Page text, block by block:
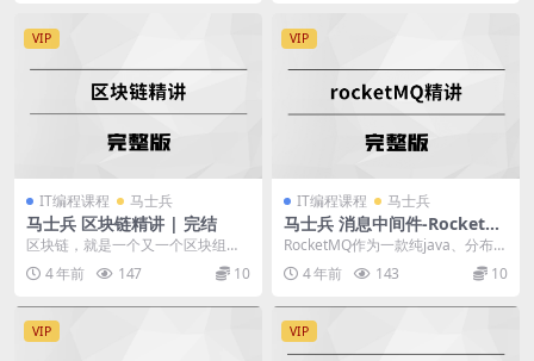
VIP
IT编程课程 马士兵
马士兵 区块链精讲 | 完结
区块链，就是一个又一个区块组成
的链条。每一个区块中保存了一定
的信息，它们按照各自...
4 年前 147 10
VIP
IT编程课程 马士兵
马士兵 消息中间件-RocketM
Q | 完结
RocketMQ作为一款纯java、分布
式、队列模型的开源消息中间件，
支持事务消...
4 年前 143 10
VIP VIP